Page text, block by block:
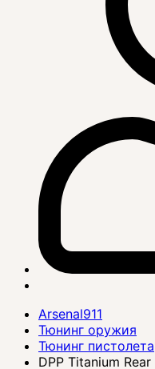
Arsenal911
Тюнинг оружия
Тюнинг пистолета
DPP Titanium